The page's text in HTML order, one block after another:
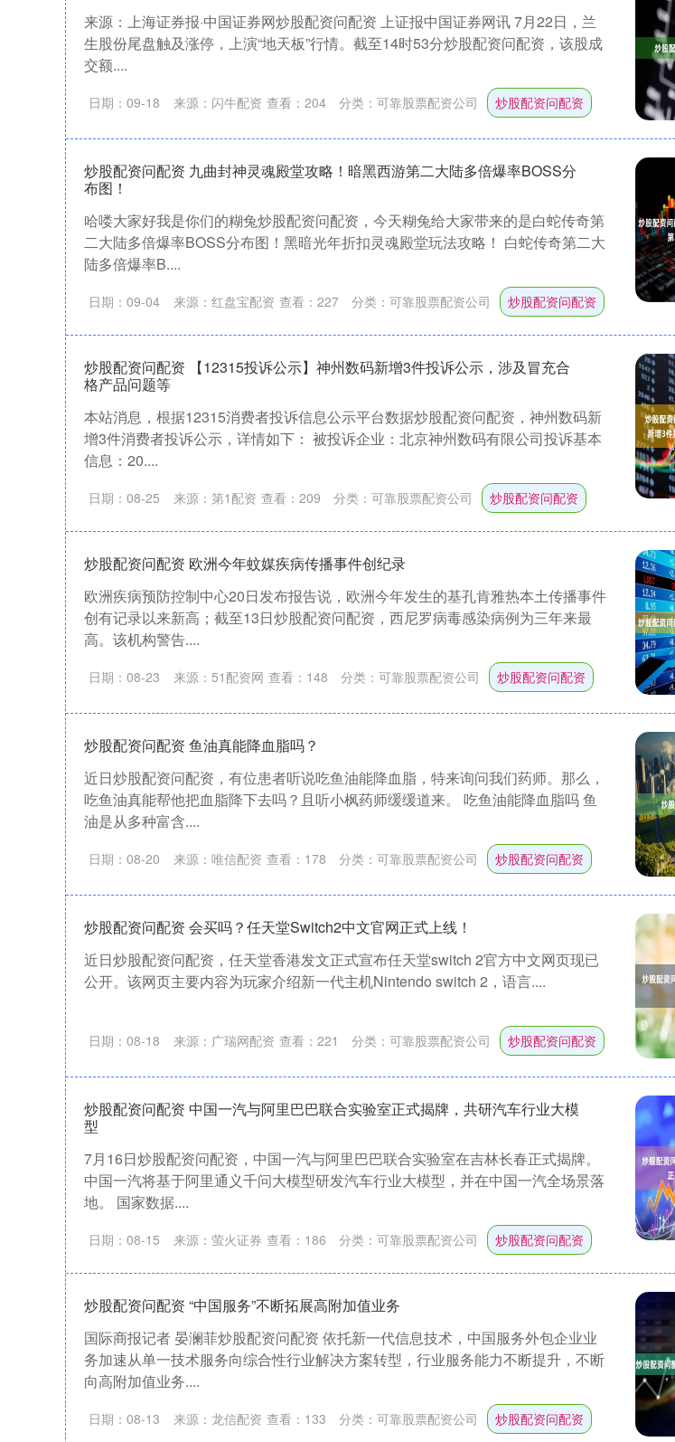
来源：上海证券报·中国证券网炒股配资问配资 上证报中国证券网讯 7月22日，兰
生股份尾盘触及涨停，上演“地天板”行情。截至14时53分炒股配资问配资，该股成
交额....
日期：09-18 来源：闪牛配资 查看： 204 分类： 可靠股票配资公司 炒股配资问配资
炒股配资问配资 九曲封神灵魂殿堂攻略！暗黑西游第二大陆多倍爆率BOSS分
布图！
哈喽大家好我是你们的糊兔炒股配资问配资，今天糊兔给大家带来的是白蛇传奇第
二大陆多倍爆率BOSS分布图！黑暗光年折扣灵魂殿堂玩法攻略！ 白蛇传奇第二大
陆多倍爆率B....
日期：09-04 来源：红盘宝配资 查看： 227 分类： 可靠股票配资公司 炒股配资问配资
炒股配资问配资 【12315投诉公示】神州数码新增3件投诉公示，涉及冒充合
格产品问题等
本站消息，根据12315消费者投诉信息公示平台数据炒股配资问配资，神州数码新
增3件消费者投诉公示，详情如下： 被投诉企业：北京神州数码有限公司投诉基本
信息：20....
日期：08-25 来源：第1配资 查看： 209 分类： 可靠股票配资公司 炒股配资问配资
炒股配资问配资 欧洲今年蚊媒疾病传播事件创纪录
欧洲疾病预防控制中心20日发布报告说，欧洲今年发生的基孔肯雅热本土传播事件
创有记录以来新高；截至13日炒股配资问配资，西尼罗病毒感染病例为三年来最
高。该机构警告....
日期：08-23 来源：51配资网 查看： 148 分类： 可靠股票配资公司 炒股配资问配资
炒股配资问配资 鱼油真能降血脂吗？
近日炒股配资问配资，有位患者听说吃鱼油能降血脂，特来询问我们药师。那么，
吃鱼油真能帮他把血脂降下去吗？且听小枫药师缓缓道来。 吃鱼油能降血脂吗 鱼
油是从多种富含....
日期：08-20 来源：唯信配资 查看： 178 分类： 可靠股票配资公司 炒股配资问配资
炒股配资问配资 会买吗？任天堂Switch2中文官网正式上线！
近日炒股配资问配资，任天堂香港发文正式宣布任天堂switch 2官方中文网页现已
公开。该网页主要内容为玩家介绍新一代主机Nintendo switch 2，语言....
日期：08-18 来源：广瑞网配资 查看： 221 分类： 可靠股票配资公司 炒股配资问配资
炒股配资问配资 中国一汽与阿里巴巴联合实验室正式揭牌，共研汽车行业大模
型
7月16日炒股配资问配资，中国一汽与阿里巴巴联合实验室在吉林长春正式揭牌。
中国一汽将基于阿里通义千问大模型研发汽车行业大模型，并在中国一汽全场景落
地。 国家数据....
日期：08-15 来源：萤火证券 查看： 186 分类： 可靠股票配资公司 炒股配资问配资
炒股配资问配资 “中国服务”不断拓展高附加值业务
国际商报记者 晏澜菲炒股配资问配资 依托新一代信息技术，中国服务外包企业业
务加速从单一技术服务向综合性行业解决方案转型，行业服务能力不断提升，不断
向高附加值业务....
日期：08-13 来源：龙信配资 查看： 133 分类： 可靠股票配资公司 炒股配资问配资